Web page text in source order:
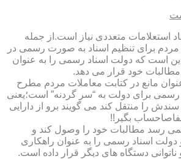
استعلامات متعددی نیاز است.از جمله
مردم برای تنظیم اسناد به صورت رسمی در
است که دولت اسناد رسمی را به عنوان
خود قرار می دهد.
مانع در کتابت معاملات مردم مطرح
برای دولت به “سر گردنه” است؛یعنی
را منتقل کند می گویند برو از دارایی
بگیر!!
رسد مطالبات خود را وصول کند و
اسناد رسمی را به عنوان راهکاری
دستگاه های دیگر قرار داده است.